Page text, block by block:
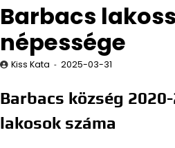
Barbacs
népessége
Kiss Kata 2025-03-31
Barbacs község
lakosok száma